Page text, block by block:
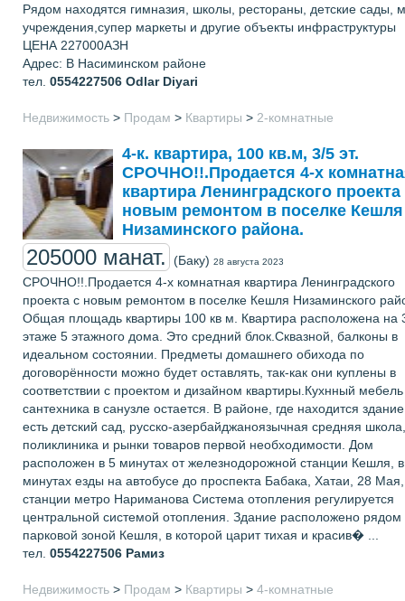
Рядом находятся гимназия, школы, рестораны, детские сады,
учреждения,супер маркеты и другие объекты инфраструктуры
ЦЕНА 227000АЗН
Адрес: В Насиминском районе
тел. 0554227506 Odlar Diyаri
Недвижимость > Продам > Квартиры > 2-комнатные
4-к. квартира, 100 кв.м, 3/5 эт.
СРОЧНО!!.Продается 4-х
квартира Ленинградского проекта
новым ремонтом в поселке Кешля
Низаминского района.
205000 манат. (Баку) 28 августа 2023
СРОЧНО!!.Продается 4-х комнатная квартира Ленинградского
проекта с новым ремонтом в поселке Кешля Низаминского
Общая площадь квартиры 100 кв м. Квартира расположена на
этаже 5 этажного дома. Это средний блок.Сквазной, балконы в
идеальном состоянии. Предметы домашнего обихода по
договорённости можно будет оставлять, так-как они куплены в
соответствии с проектом и дизайном квартиры.Кухнный
сантехника в санузле остается. В районе, где находится
есть детский сад, русско-азербайджаноязычная средняя школа,
поликлиника и рынки товаров первой необходимости. Дом
расположен в 5 минутах от железнодорожной станции Кешля,
минутах езды на автобусе до проспекта Бабака, Хатаи, 28 Мая,
станции метро Нариманова Система отопления регулируется
центральной системой отопления. Здание расположено рядом
парковой зоной Кешля, в которой царит тихая и красив� ...
тел. 0554227506 Рамиз
Недвижимость > Продам > Квартиры > 4-комнатные